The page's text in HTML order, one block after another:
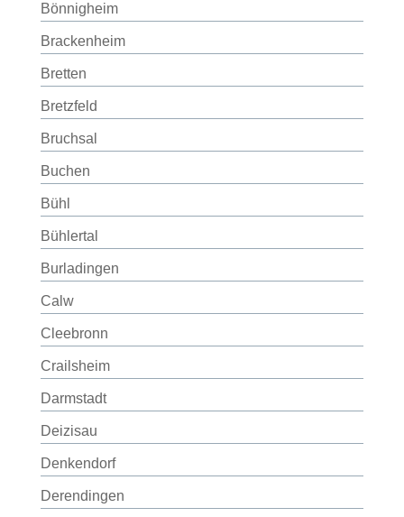
Bönnigheim
Brackenheim
Bretten
Bretzfeld
Bruchsal
Buchen
Bühl
Bühlertal
Burladingen
Calw
Cleebronn
Crailsheim
Darmstadt
Deizisau
Denkendorf
Derendingen